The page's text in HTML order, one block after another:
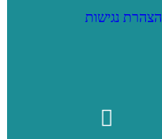
הצהרת נגישות